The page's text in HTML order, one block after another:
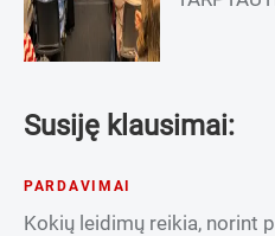
Susiję klausimai:
PARDAVIMAI
Kokių leidimų reikia, norint